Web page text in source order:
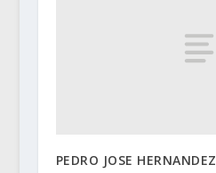
PEDRO JOSE HERNANDEZ